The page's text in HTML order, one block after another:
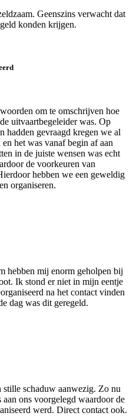
Geenszins verwacht dat
konden krijgen.
om te omschrijven hoe
uitvaartbegeleider was. Op
hadden gevraagd kregen we al
het was vanaf begin af aan
in de juiste wensen was echt
de voorkeuren van
hebben we een geweldig
organiseren.
hebben mij enorm geholpen bij
Ik stond er niet in mijn eentje
na het contact vinden
dag was dit geregeld.
stille schaduw aanwezig. Zo nu
ons voorgelegd waardoor de
werd. Direct contact ook.